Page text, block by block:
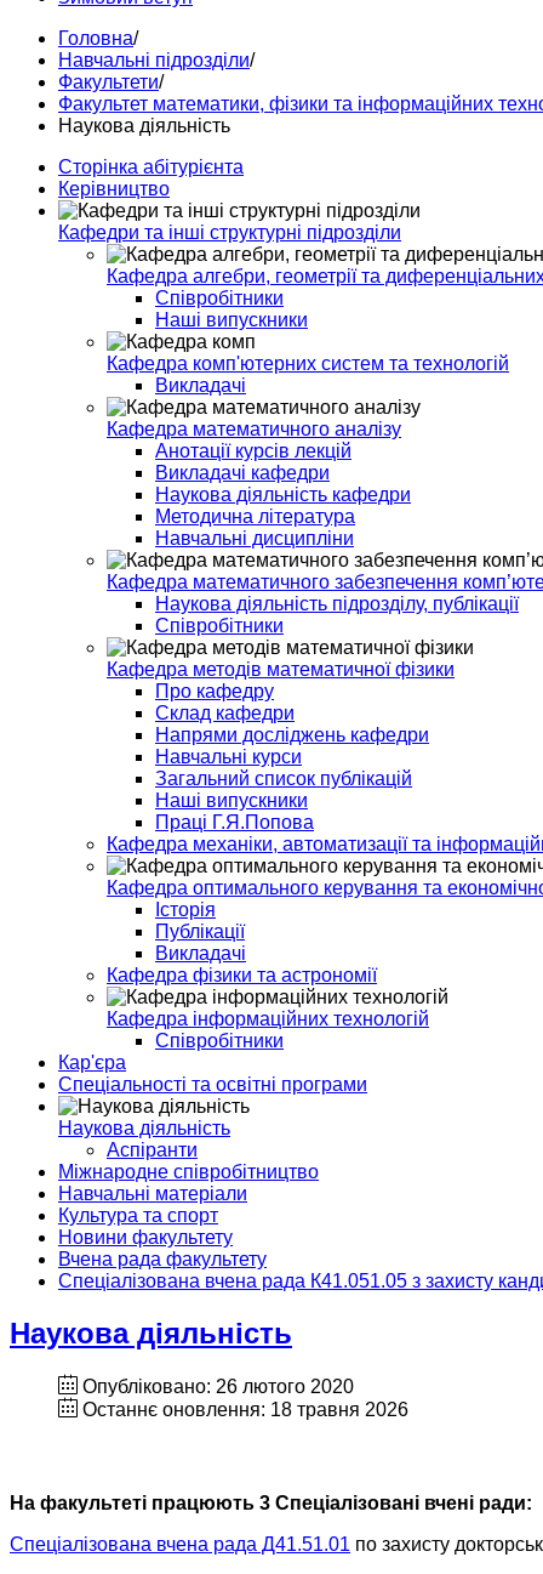
Головна/
Навчальні підрозділи/
Факультети/
Факультет математики, фізики та інформаційних
Наукова діяльність
Сторінка абітурієнта
Керівництво
Кафедри та інші структурні підрозділи
Кафедра алгебри, геометрії та
Співробітники
Наші випускники
Кафедра комп'ютерних систем та технологій
Викладачі
Кафедра математичного аналізу
Анотації курсів лекцій
Викладачі кафедри
Наукова діяльність кафедри
Методична література
Навчальні дисципліни
Кафедра математичного забезпечення
Наукова діяльність підрозділу, публікації
Співробітники
Кафедра методів математичної фізики
Про кафедру
Склад кафедри
Напрями досліджень кафедри
Навчальні курси
Загальний список публікацій
Наші випускники
Праці Г.Я.Попова
Кафедра механіки, автоматизації та
Кафедра оптимального керування та
Історія
Публікації
Викладачі
Кафедра фізики та астрономії
Кафедра інформаційних технологій
Спiвробiтники
Кар'єра
Спеціальності та освітні програми
Наукова діяльність
Аспіранти
Міжнародне співробітництво
Навчальні матеріали
Культура та спорт
Новини факультету
Вчена рада факультету
Спеціалізована вчена рада К41.051.05 з захисту
Наукова діяльність
Опубліковано: 26 лютого 2020
Останнє оновлення: 18 травня 2026
На факультеті працюють 3 Спеціалізовані вчені ради:
Спеціалізована вчена рада Д41.51.01 по захисту